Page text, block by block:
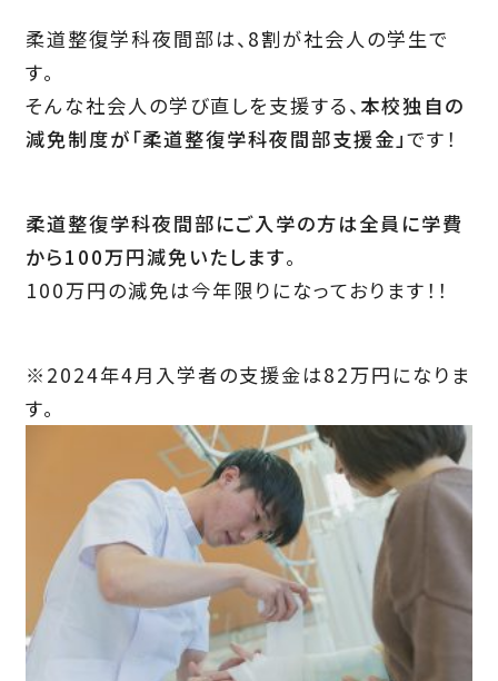
柔道整復学科夜間部は、8割が社会人の学生で
す。
そんな社会人の学び直しを支援する、 本校独自の
減免制度が「柔道整復学科夜間部支援金」です！
柔道整復学科夜間部にご入学の方は全員に学費
から100万円減免いたします。
100万円の減免は今年限りになっております！！
※2024年4月入学者の支援金は82万円になりま
す。